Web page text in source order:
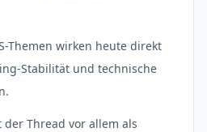
Themen wirken heute direkt
Stabilität und technische
Thread vor allem als